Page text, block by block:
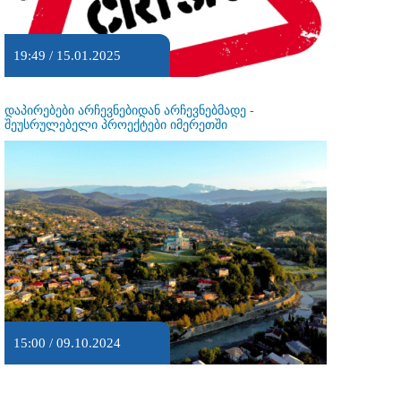
19:49 / 15.01.2025
დაპირებები არჩევნებიდან არჩევნებმადე -
შეუსრულებელი პროექტები იმერეთში
15:00 / 09.10.2024